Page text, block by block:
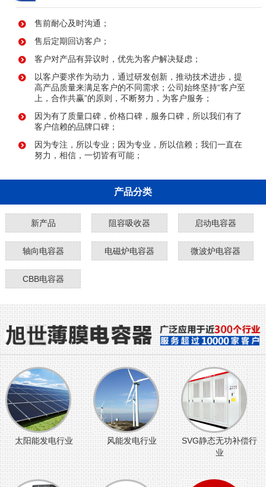
售前耐心及时沟通；
售后定期回访客户；
客户对产品有异议时，优先为客户解决疑虑；
以客户要求作为动力，通过研发创新，推动技术进步，提
高产品质量来满足客户的不同需求；公司始终坚持“客户至
上，合作共赢”的原则，不断努力，为客户服务；
因为有了质量口碑，价格口碑，服务口碑，所以我们有了
客户信赖的品牌口碑；
因为专注，所以专业；因为专业，所以信赖；我们一直在
努力，相信，一切皆有可能；
产品分类
新产品 阻容吸收器 启动电容器
轴向电容器 电磁炉电容器 微波炉电容器
CBB电容器
太阳能发电行业 风能发电行业
SVG静态无功补偿行
业